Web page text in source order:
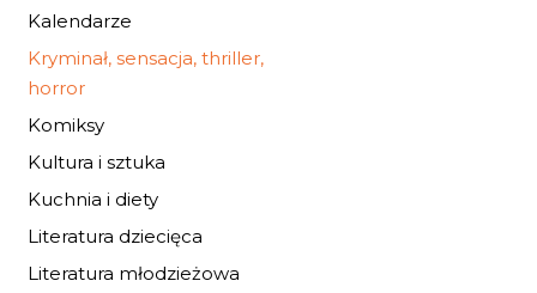
Kalendarze
Kryminał, sensacja, thriller,
horror
Komiksy
Kultura i sztuka
Kuchnia i diety
Literatura dziecięca
Literatura młodzieżowa